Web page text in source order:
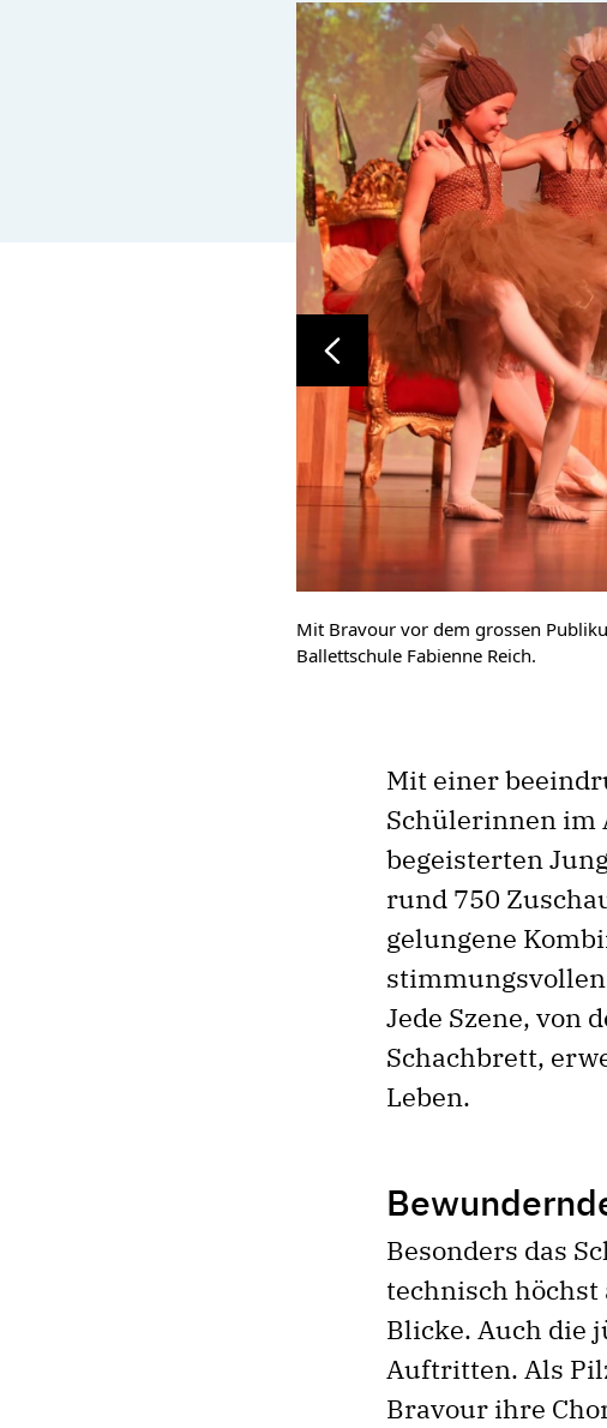
Mit Bravour vor dem grossen
Ballettschule Fabienne Reich.
Zurück
Mit einer
Schülerinnen im
begeisterten
rund 750
gelun­gene
Jede Szene, von
Schachbrett,
Leben.
Besonders das
technisch
Blicke. Auch die
Auftritten. Als
Bravour ihre